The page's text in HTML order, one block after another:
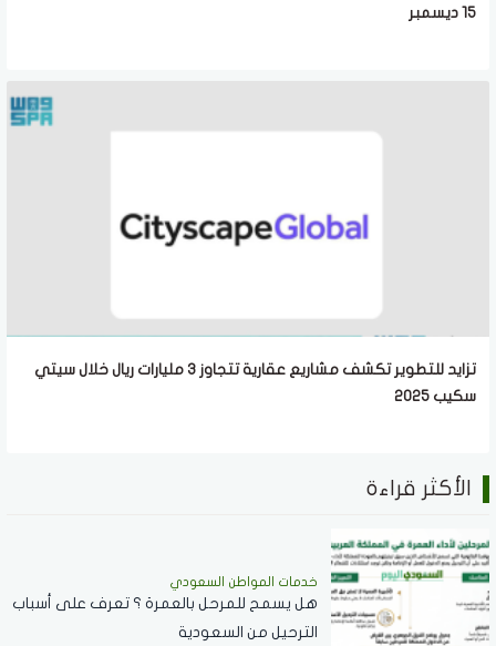
15 ديسمبر
تزايد للتطوير تكشف مشاريع عقارية تتجاوز 3 مليارات ريال خلال سيتي
سكيب 2025
الأكثر قراءة
خدمات المواطن السعودي
هل يسمح للمرحل بالعمرة ؟ تعرف على أسباب
الترحيل من السعودية